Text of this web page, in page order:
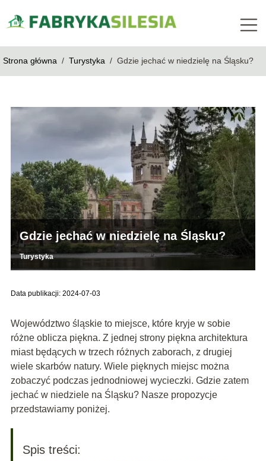
Strona główna / Turystyka / Gdzie jechać w niedzielę na Śląsku?
Gdzie jechać w niedzielę na Śląsku?
Turystyka
Data publikacji: 2024-07-03
Województwo śląskie to miejsce, które kryje w sobie
różne oblicza piękna. Z jednej strony piękna architektura
miast będących w trzech różnych zaborach, z drugiej
wiele skarbów natury. Wiele pięknych miejsc można
zobaczyć podczas jednodniowej wycieczki. Gdzie zatem
jechać w niedziele na Śląsku? Nasze propozycje
przedstawiamy poniżej.
Spis treści: